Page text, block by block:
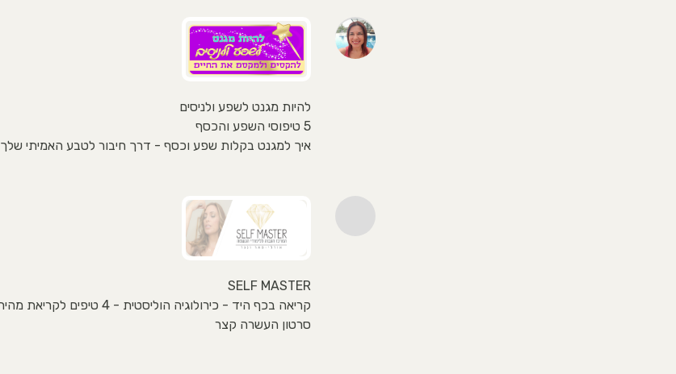
להיות מגנט לשפע ולניסים
5 טיפוסי השפע והכסף
איך למגנט בקלות שפע וכסף - דרך חיבור לטבע האמיתי שלך
SELF MASTER
קריאה בכף היד - כירולוגיה הוליסטית - 4 טיפים לקריאת מהירה - חינמי
סרטון העשרה קצר